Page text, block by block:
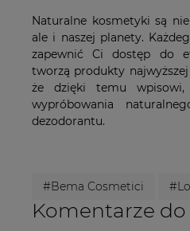
Naturalne kosmetyki są
ale i naszej planety.
zapewnić Ci dostęp do
tworzą produkty
że dzięki temu wpisowi,
wypróbowania
dezodorantu.
#Bema Cosmetici
Komentarze do